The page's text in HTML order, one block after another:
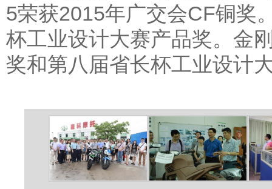
5荣获2015年广交会CF铜奖
杯工业设计大赛产品奖。金
奖和第八届省长杯工业设计